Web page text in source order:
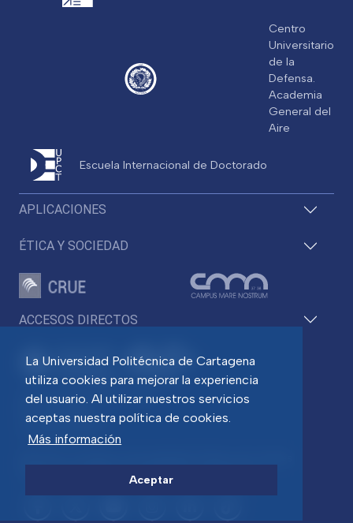
La Universidad Politécnica de Cartagena
utiliza cookies para mejorar la experiencia
del usuario. Al utilizar nuestros servicios
aceptas nuestra política de cookies.
Más información
Aceptar
ACCESOS DIRECTOS
Pza. del Cronista Isidoro Valverde
C.P. 30202 Cartagena
Tlf: 968 32 54 00
Protección de datos
APLICACIONES
ÉTICA Y SOCIEDAD
Centro
Universitario
de la
Defensa.
Academia
General del
Aire
Escuela Internacional de Doctorado